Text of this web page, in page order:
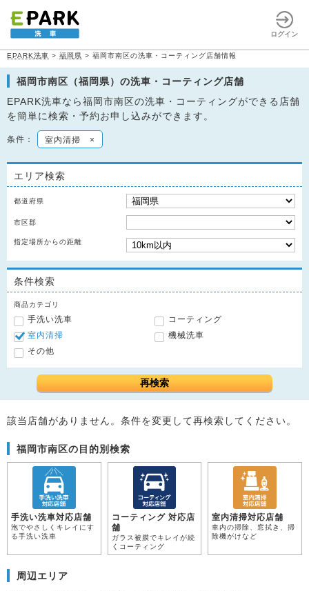
ログイン
EPARK洗車 > 福岡県 > 福岡市南区の洗車・コーティング店舗情報
福岡市南区（福岡県）の洗車・コーティング店舗
EPARK洗車なら福岡市南区の洗車・コーティングができる店舗
を簡単に検索・予約お申し込みができます。
条件： 室内清掃 ×
エリア検索
都道府県
市区郡
指定場所からの距離
条件検索
商品カテゴリ
手洗い洗車
コーティング
室内清掃
機械洗車
その他
再検索
該当店舗がありません。条件を変更して再検索してください。
福岡市南区の目的別検索
手洗い洗車対応店舗
泡でやさしくキレイにす
る手洗い洗車
コーティング 対応店
舗
ガラス被膜でキレイが続
くコーティング
室内清掃対応店舗
車内の掃除、窓拭き、掃
除機がけなど
周辺エリア